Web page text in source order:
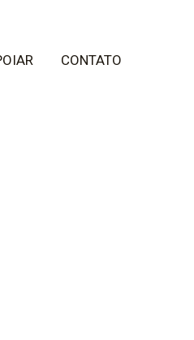
CONTATO